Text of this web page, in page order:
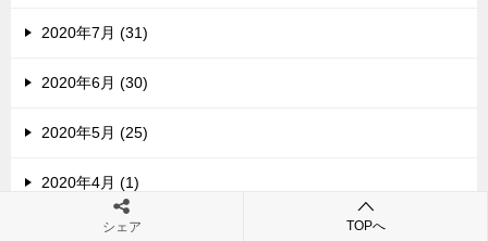
2020年7月 (31)
2020年6月 (30)
2020年5月 (25)
2020年4月 (1)
2020年3月 (1)
シェア TOPへ